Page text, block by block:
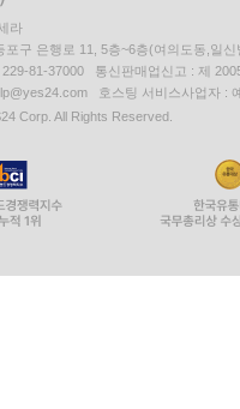
라
포구 은행로 11, 5층~6층(여의도동,일신
229-81-37000 통신판매업신고 : 제
호스팅 서비스사업자 :
Corp. All Rights Reserved.